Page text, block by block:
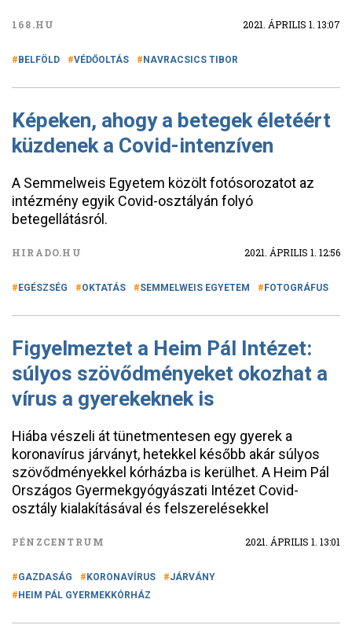
168.HU 2021. ÁPRILIS 1. 13:07
BELFÖLD VÉDŐOLTÁS NAVRACSICS TIBOR
Képeken, ahogy a betegek életéért
küzdenek a Covid-intenzíven
A Semmelweis Egyetem közölt fotósorozatot az
intézmény egyik Covid-osztályán folyó
betegellátásról.
HIRADO.HU 2021. ÁPRILIS 1. 12:56
EGÉSZSÉG OKTATÁS SEMMELWEIS EGYETEM FOTOGRÁFUS
Figyelmeztet a Heim Pál Intézet:
súlyos szövődményeket okozhat a
vírus a gyerekeknek is
Hiába vészeli át tünetmentesen egy gyerek a
koronavírus járványt, hetekkel később akár súlyos
szövődményekkel kórházba is kerülhet. A Heim Pál
Országos Gyermekgyógyászati Intézet Covid-
osztály kialakításával és felszerelésekkel
PÉNZCENTRUM 2021. ÁPRILIS 1. 13:01
GAZDASÁG KORONAVÍRUS
JÁRVÁNY
HEIM PÁL GYERMEKKÓRHÁZ